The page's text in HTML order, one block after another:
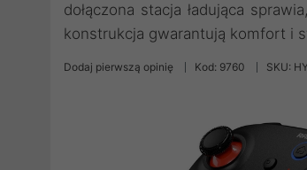
dołączona stacja ładująca
konstrukcja gwarantują komfort i
Dodaj pierwszą opinię Kod: 9760 SKU: